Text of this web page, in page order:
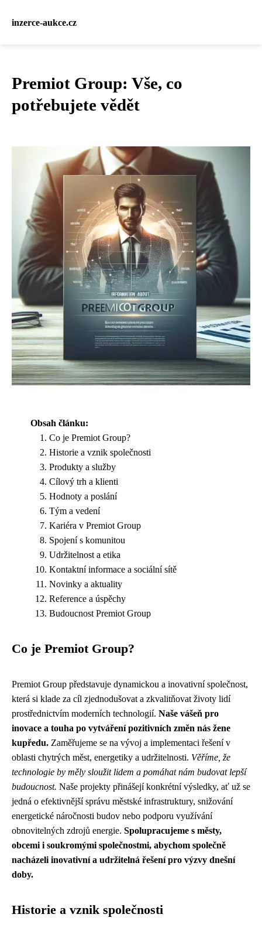
inzerce-aukce.cz
Premiot Group: Vše, co
potřebujete vědět
Obsah článku:
Co je Premiot Group?
Historie a vznik společnosti
Produkty a služby
Cílový trh a klienti
Hodnoty a poslání
Tým a vedení
Kariéra v Premiot Group
Spojení s komunitou
Udržitelnost a etika
Kontaktní informace a sociální sítě
Novinky a aktuality
Reference a úspěchy
Budoucnost Premiot Group
Co je Premiot Group?
Premiot Group představuje dynamickou a inovativní společnost,
která si klade za cíl zjednodušovat a zkvalitňovat životy lidí
prostřednictvím moderních technologií. Naše vášeň pro
inovace a touha po vytváření pozitivních změn nás žene
kupředu. Zaměřujeme se na vývoj a implementaci řešení v
oblasti chytrých měst, energetiky a udržitelnosti. Věříme, že
technologie by měly sloužit lidem a pomáhat nám budovat lepší
budoucnost. Naše projekty přinášejí konkrétní výsledky, ať už se
jedná o efektivnější správu městské infrastruktury, snižování
energetické náročnosti budov nebo podporu využívání
obnovitelných zdrojů energie. Spolupracujeme s městy,
obcemi i soukromými společnostmi, abychom společně
nacházeli inovativní a udržitelná řešení pro výzvy dnešní
doby.
Historie a vznik společnosti